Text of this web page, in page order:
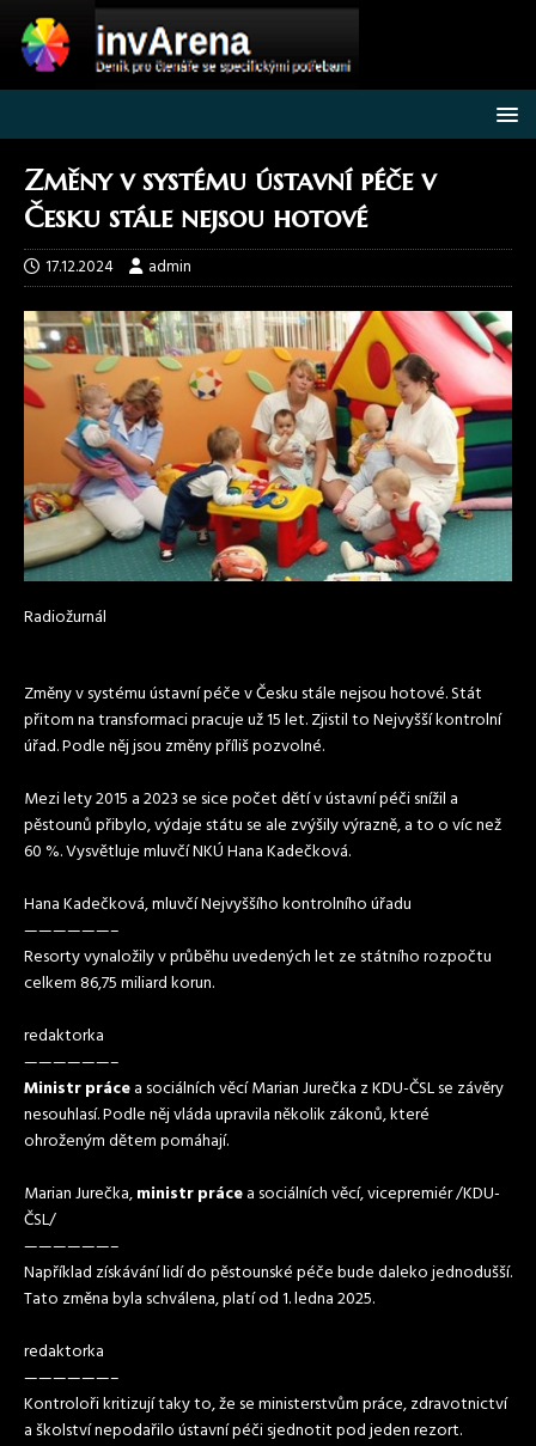
Změny v systému ústavní péče v
Česku stále nejsou hotové
17.12.2024 admin
Radiožurnál
Změny v systému ústavní péče v Česku stále nejsou hotové. Stát
přitom na transformaci pracuje už 15 let. Zjistil to Nejvyšší kontrolní
úřad. Podle něj jsou změny příliš pozvolné.
Mezi lety 2015 a 2023 se sice počet dětí v ústavní péči snížil a
pěstounů přibylo, výdaje státu se ale zvýšily výrazně, a to o víc než
60 %. Vysvětluje mluvčí NKÚ Hana Kadečková.
Hana Kadečková, mluvčí Nejvyššího kontrolního úřadu
——————–
Resorty vynaložily v průběhu uvedených let ze státního rozpočtu
celkem 86,75 miliard korun.
redaktorka
——————–
Ministrprácea sociálních věcí Marian Jurečka z KDU-ČSL se závěry
nesouhlasí. Podle něj vláda upravila několik zákonů, které
ohroženým dětem pomáhají.
Marian Jurečka,ministrprácea sociálních věcí, vicepremiér /KDU-
ČSL/
——————–
Například získávání lidí do pěstounské péče bude daleko jednodušší.
Tato změna byla schválena, platí od 1. ledna 2025.
redaktorka
——————–
Kontroloři kritizují taky to, že se ministerstvům práce, zdravotnictví
a školství nepodařilo ústavní péči sjednotit pod jeden rezort.